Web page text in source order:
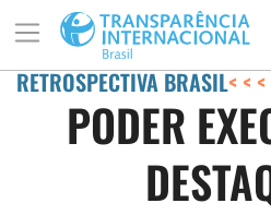
RETROSPECTIVA BRASIL< <
PODER